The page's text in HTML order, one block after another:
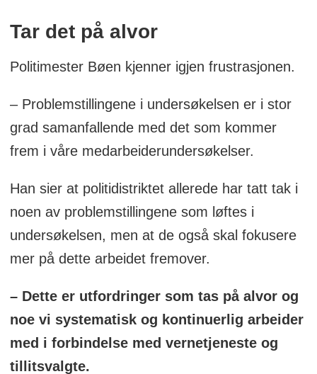
Tar det på alvor
Politimester Bøen kjenner igjen frustrasjonen.
– Problemstillingene i undersøkelsen er i stor
grad samanfallende med det som kommer
frem i våre medarbeiderundersøkelser.
Han sier at politidistriktet allerede har tatt tak i
noen av problemstillingene som løftes i
undersøkelsen, men at de også skal fokusere
mer på dette arbeidet fremover.
– Dette er utfordringer som tas på alvor og
noe vi systematisk og kontinuerlig arbeider
med i forbindelse med vernetjeneste og
tillitsvalgte.